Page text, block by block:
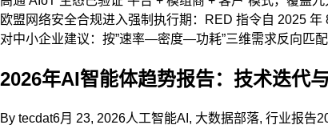
欧盟网络安全合规进入强制执行期：RED 指令自 2025
对中小企业建议：按”速率—密度—功耗”三维需求反向匹
2026年AI智能体趋势报告：技术迭代
By tecdat6月 23, 2026人工智能AI , 大数据部落, 行业报告